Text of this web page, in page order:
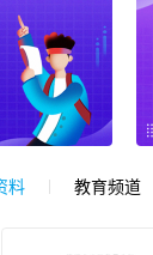
料 教育频道